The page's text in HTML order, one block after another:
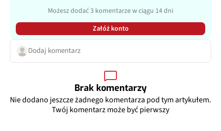
Możesz dodać 3 komentarze w ciągu 14 dni
Załóż konto
Dodaj komentarz
Brak komentarzy
Nie dodano jeszcze żadnego komentarza pod tym artykułem.
Twój komentarz może być pierwszy